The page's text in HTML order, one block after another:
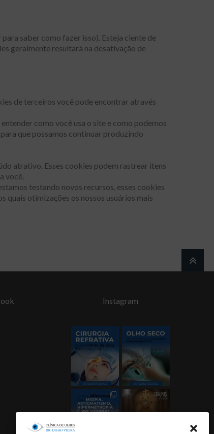
saber como fazer isso). Esteja ciente de
geralmente resultará na desativação de
de terceiros você pode encontrar através
como você usa o site e como podemos
que possamos continuar produzindo
atrativo. Esses cookies podem rastrear itens
você.
testando novos recursos, esses cookies
quais otimizações os nossos usuários mais
Instagram